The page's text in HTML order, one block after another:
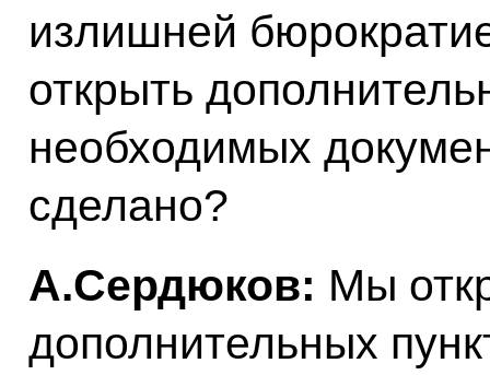
излишней
открыть
необходимых
сделано?
А.Сердюков: Мы
дополнительных